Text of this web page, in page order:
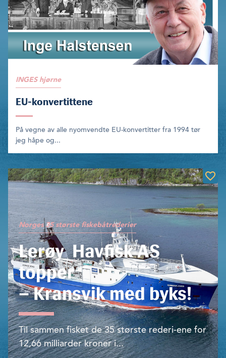
INGES hjørne
EU-konvertittene
På vegne av alle nyomvendte EU-konvertitter fra 1994 tør
jeg håpe og...
Norges 35 største fiskebåtrederier
Lerøy Havfisk AS
topper
– Kransvik med byks!
Til sammen fisket de 35 største rederi-ene for
12,66 milliarder kroner i...